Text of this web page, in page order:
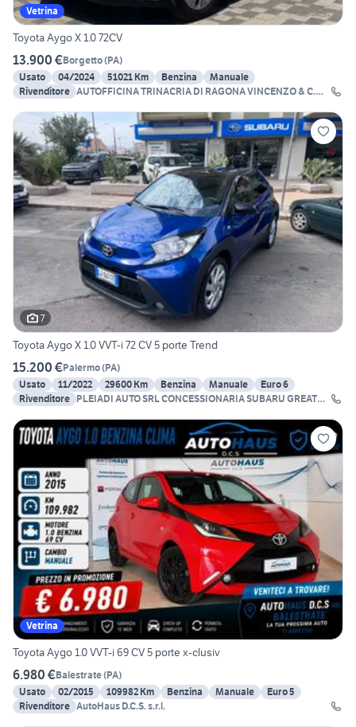
Vetrina
Toyota Aygo X 1.0 72CV
13.900 €Borgetto(PA)
Usato
04/2024 51021 Km Benzina
Manuale
Rivenditore AUTOFFICINA TRINACRIA DI RAGONA VINCENZO & C.
7
Toyota Aygo X 1.0 VVT-i 72 CV 5 porte Trend
15.200 €Palermo(PA)
Usato
11/2022 29600 Km Benzina Manuale
Euro 6
Rivenditore PLEIADI AUTO SRL CONCESSIONARIA SUBARU GREAT
Vetrina
Toyota Aygo 1.0 VVT-i 69 CV 5 porte x-clusiv
6.980 €Balestrate(PA)
Usato
02/2015 109982 Km Benzina Manuale
Euro 5
Rivenditore AutoHaus D.C.S. s.r.l.